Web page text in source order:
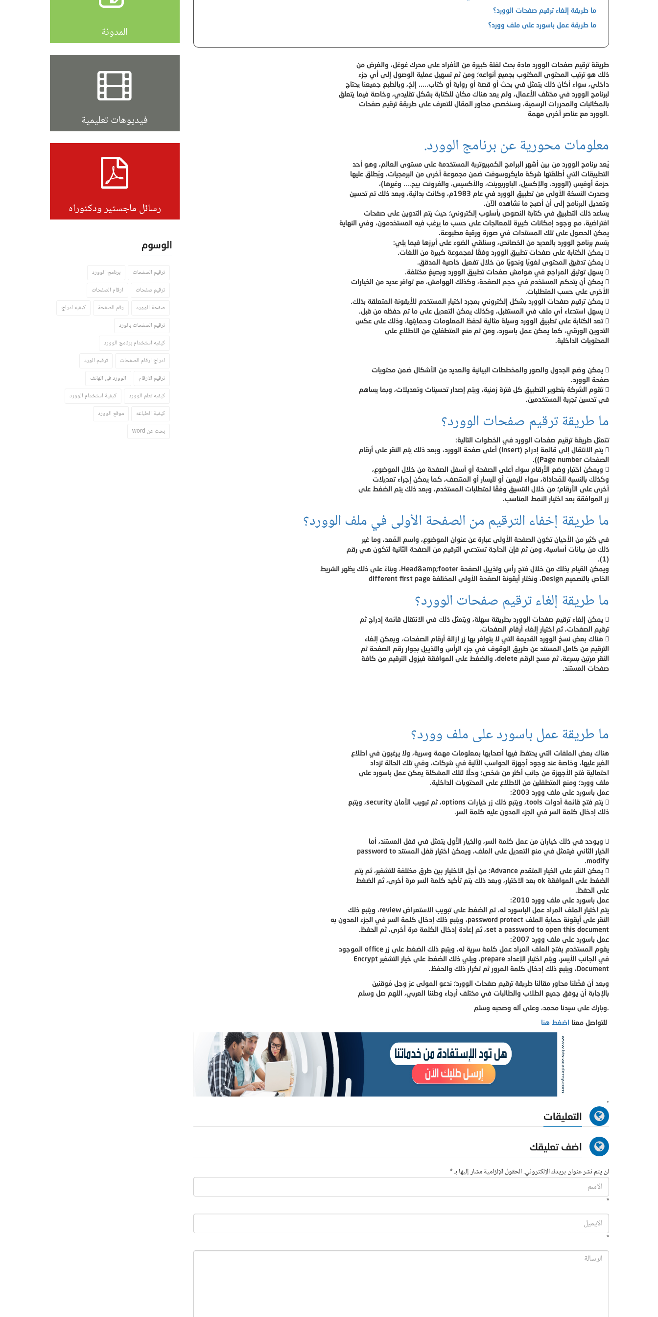
ما طريقة إلغاء ترقيم صفحات الوورد؟
ما طريقة عمل باسورد على ملف وورد؟
طريقة ترقيم صفحات الوورد مادة بحث لفئة كبيرة من الأفراد على محرك غوغل، والغرض من
ذلك هو ترتيب المحتوى المكتوب بجميع أنواعه؛ ومن ثم تسهيل عملية الوصول إلى أي جزء
داخلي، سواء أكان ذلك يتمثل في بحث أو قصة أو رواية أو كتاب..... إلخ، وبالطبع جميعنا يحتاج
لبرنامج الوورد في مختلف الأعمال، ولم يعد هناك مكان للكتابة بشكل تقليدي، وخاصة فيما يتعلق
بالمكاتبات والمحررات الرسمية، وسنخصص محاور المقال للتعرف على طريقة ترقيم صفحات
.الوورد مع عناصر أخرى مهمة
معلومات محورية عن برنامج الوورد.
يُعد برنامج الوورد من بين أشهر البرامج الكمبيوترية المستخدمة على مستوى العالم، وهو أحد
التطبيقات التي أطلقتها شركة مايكروسوفت ضمن مجموعة أخرى من البرمجيات، ويُطلق عليها
حزمة أوفيس (الوورد، والإكسيل، الباوربوينت، والأكسيس، والفرونت بيج.... وغيرها)،
وصدرت النسخة الأولى من تطبيق الوورد في عام 1983م، وكانت بدائية، وبعد ذلك تم تحسين
وتعديل البرنامج إلى أن أصبح ما نشاهده الآن.
يساعد ذلك التطبيق في كتابة النصوص بأسلوب إلكتروني؛ حيث يتم التدوين على صفحات
افتراضية، مع وجود إمكانات كبيرة للمعالجات على حسب ما يرغب فيه المستخدمون، وفي النهاية
يمكن الحصول على تلك المستندات في صورة ورقية مطبوعة.
يتسم برنامج الوورد بالعديد من الخصائص، وسنلقي الضوء على أبرزها فيما يلي:
 يمكن الكتابة على صفحات تطبيق الوورد وفقًا لمجموعة كبيرة من اللغات.
 يمكن تدقيق المحتوى لغويًا ونحويًا من خلال تفعيل خاصية المدقق.
 يسهل توثيق المراجع في هوامش صفحات تطبيق الوورد وبصيغ مختلفة.
 يمكن أن يتحكم المستخدم في حجم الصفحة، وكذلك الهوامش، مع توافر عديد من الخيارات
الأخرى على حسب المتطلبات.
 يمكن ترقيم صفحات الوورد بشكل إلكتروني بمجرد اختيار المستخدم للأيقونة المتعلقة بذلك.
 يسهل استدعاء أي ملف في المستقبل، وكذلك يمكن التعديل على ما تم حفظه من قبل.
 تعد الكتابة على تطبيق الوورد وسيلة مثالية لحفظ المعلومات وحمايتها، وذلك على عكس
التدوين الورقي، كما يمكن عمل باسورد، ومن ثم منع المتطفلين من الاطلاع على
المحتويات الداخلية.
 يمكن وضع الجدول والصور والمخططات البيانية والعديد من الأشكال ضمن محتويات
صفحة الوورد.
 تقوم الشركة بتطوير التطبيق كل فترة زمنية، ويتم إصدار تحسينات وتعديلات، وبما يساهم
في تحسين تجربة المستخدمين.
ما طريقة ترقيم صفحات الوورد؟
تتمثل طريقة ترقيم صفحات الوورد في الخطوات التالية:
 يتم الانتقال إلى قائمة إدراج (Insert) أعلى صفحة الوورد، وبعد ذلك يتم النقر على أرقام
الصفحات Page number)).
 ويمكن اختبار وضع الأرقام سواء أعلى الصفحة أو أسفل الصفحة من خلال الموضوع،
وكذلك بالنسبة للمُحاذاة، سواء لليمين أو لليسار أو المنتصف، كما يمكن إجراء تعديلات
أخرى على الأرقام؛ من خلال التنسيق وفقًا لمتطلبات المستخدم، وبعد ذلك يتم الضغط على
زر الموافقة بعد اختيار النمط المناسب.
ما طريقة إخفاء الترقيم من الصفحة الأولى في ملف الوورد؟
في كثير من الأحيان تكون الصفحة الأولى عبارة عن عنوان الموضوع، واسم المُعد، وما غير
ذلك من بيانات أساسية، ومن ثم فإن الحاجة تستدعي الترقيم من الصفحة الثانية لتكون هي رقم
(1).
ويمكن القيام بذلك من خلال فتح رأس وتذييل الصفحة Head&amp;footer، وبناءً على ذلك يظهر الشريط
الخاص بالتصميم Design، ونختار أيقونة الصفحة الأولى المختلفة different first page
ما طريقة إلغاء ترقيم صفحات الوورد؟
 يمكن إلغاء ترقيم صفحات الوورد بطريقة سهلة، ويتمثل ذلك في الانتقال قائمة إدراج ثم
ترقيم الصفحات، ثم اختيار إلغاء أرقام الصفحات.
 هناك بعض نسخ الوورد القديمة التي لا يتوافر بها زر إزالة أرقام الصفحات، ويمكن إلغاء
الترقيم من كامل المستند عن طريق الوقوف في جزء الرأس والتذييل بجوار رقم الصفحة ثم
النقر مرتين بسرعة، ثم مسح الرقم delete، والضغط على الموافقة فيزول الترقيم من كافة
صفحات المستند.
ما طريقة عمل باسورد على ملف وورد؟
هناك بعض الملفات التي يحتفظ فيها أصحابها بمعلومات مهمة وسرية، ولا يرغبون في اطلاع
الغير عليها، وخاصة عند وجود أجهزة الحواسب الآلية في شركات، وفي تلك الحالة تزداد
احتمالية فتح الأجهزة من جانب أكثر من شخص؛ وحلًا لتلك المشكلة يمكن عمل باسورد على
ملف وورد؛ ومنع المتطفلين من الاطلاع على المحتويات الداخلية.
عمل باسورد على ملف وورد 2003:
 يتم فتح قائمة أدوات tools، ويتبع ذلك زر خيارات options، ثم تبويب الأمان security، ويتبع
ذلك إدخال كلمة السر في الجزء المدون عليه كلمة السر.
 ويوحد في ذلك خياران من عمل كلمة السر، والخيار الأول يتمثل في قفل المستند، أما
الخيار الثاني فيتمثل في منع التعديل على الملف، ويمكن اختيار قفل المستند password to
modify.
 يمكن النقر على الخيار المتقدم Advance؛ من أجل الاختيار بين طرق مختلفة للتشفير، ثم يتم
الضغط على الموافقة ok بعد الاختيار، وبعد ذلك يتم تأكيد كلمة السر مرة أخرى، ثم الضغط
على الحفظ.
عمل باسورد على ملف وورد 2010:
يتم اختيار الملف المراد عمل الباسورد له، ثم الضغط على تبويب الاستعراض review، ويتبع ذلك
النقر على أيقونة حماية الملف password protect، ويتبع ذلك إدخال كلمة السر في الجزء المدون به
set a password to open this document، ثم إعادة إدخال الكلمة مرة أخرى، ثم الحفظ.
عمل باسورد على ملف وورد 2007:
يقوم المستخدم بفتح الملف المراد عمل كلمة سرية له، ويتبع ذلك الضغط على زر office الموجود
في الجانب الأيسر، ويتم اختيار الإعداد prepare، ويلي ذلك الضغط على خيار التشفير Encrypt
Document، ويتبع ذلك إدخال كلمة المرور ثم تكرار ذلك والحفظ.
وبعد أن فصَّلنا محاور مقالنا طريقة ترقيم صفحات الوورد؛ ندعو المولى عز وجل مُوقنين
بالإجابة أن يوفق جميع الطلاب والطالبات في مختلف أرجاء وطننا العربي، اللهم صل وسلم
.وبارك على سيدنا محمد، وعلى آله وصحبه وسلم
للتواصل معنا اضغط هنا
التعليقات
اضف تعليقك
لن يتم نشر عنوان بريدك الإلكتروني. الحقول الإلزامية مشار إليها بـ *
*
*
المدونة
فيديوهات تعليمية
رسائل ماجستير ودكتوراه
الوسوم
ترقيم الصفحات
برنامج الوورد
ترقيم صفحات
ارقام الصفحات
صفحة الوورد
رقم الصفحة
كيفيه ادراج
ترقيم الصفحات بالورد
كيفيه استخدام برنامج الوورد
ادراج ارقام الصفحات
ترقيم الورد
ترقيم الارقام
الوورد في الهاتف
كيفيه تعلم الوورد
كيفية استخدام الوورد
كيفية الطباعه
موقع الوورد
بحث عن word